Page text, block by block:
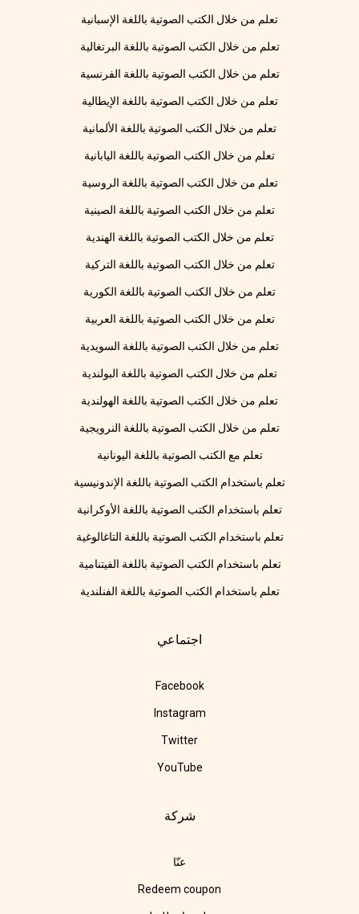
تعلم من خلال الكتب الصوتية باللغة الإسبانية
تعلم من خلال الكتب الصوتية باللغة البرتغالية
تعلم من خلال الكتب الصوتية باللغة الفرنسية
تعلم من خلال الكتب الصوتية باللغة الإيطالية
تعلم من خلال الكتب الصوتية باللغة الألمانية
تعلم من خلال الكتب الصوتية باللغة اليابانية
تعلم من خلال الكتب الصوتية باللغة الروسية
تعلم من خلال الكتب الصوتية باللغة الصينية
تعلم من خلال الكتب الصوتية باللغة الهندية
تعلم من خلال الكتب الصوتية باللغة التركية
تعلم من خلال الكتب الصوتية باللغة الكورية
تعلم من خلال الكتب الصوتية باللغة العربية
تعلم من خلال الكتب الصوتية باللغة السويدية
تعلم من خلال الكتب الصوتية باللغة البولندية
تعلم من خلال الكتب الصوتية باللغة الهولندية
تعلم من خلال الكتب الصوتية باللغة النرويجية
تعلم مع الكتب الصوتية باللغة اليونانية
تعلم باستخدام الكتب الصوتية باللغة الإندونيسية
تعلم باستخدام الكتب الصوتية باللغة الأوكرانية
تعلم باستخدام الكتب الصوتية باللغة التاغالوغية
تعلم باستخدام الكتب الصوتية باللغة الفيتنامية
تعلم باستخدام الكتب الصوتية باللغة الفنلندية
اجتماعي
Facebook
Instagram
Twitter
YouTube
شركة
عنّا
Redeem coupon